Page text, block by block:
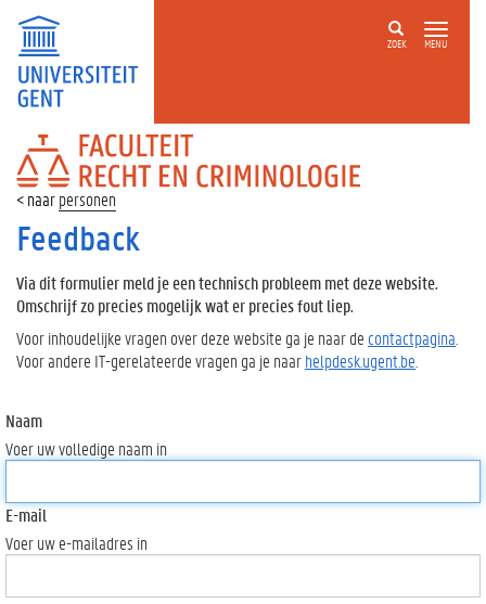
ZOEK MENU
FACULTEIT
RECHT
EN
CRIMINOLOGIE
personen
Feedback
Via dit formulier meld je een technisch probleem met deze website.
Omschrijf zo precies mogelijk wat er precies fout liep.
Voor inhoudelijke vragen over deze website ga je naar de contactpagina
Voor andere IT-gerelateerde vragen ga je naarhelpdesk.ugent.be
Naam
Voer uw volledige naam in
E-mail
Voer uw e-mailadres in